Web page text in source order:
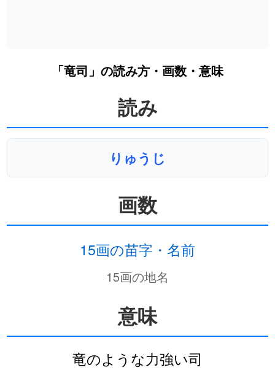
「竜司」の読み方・画数・意味
読み
りゅうじ
画数
15画の苗字・名前
15画の地名
意味
竜のような力強い司